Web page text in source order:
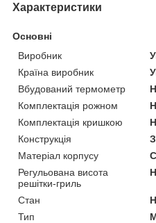
Характеристики
Основні
Виробник
Країна виробник
Вбудований термометр
Комплектація рожном
Комплектація кришкою
Конструкція
Матеріал корпусу
Регульована висота
решітки-гриль
Стан
Тип